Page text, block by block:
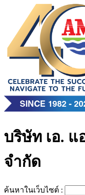
content
บริษัท เอ.
จำกัด
ค้นหาในเว็บไซต์ :